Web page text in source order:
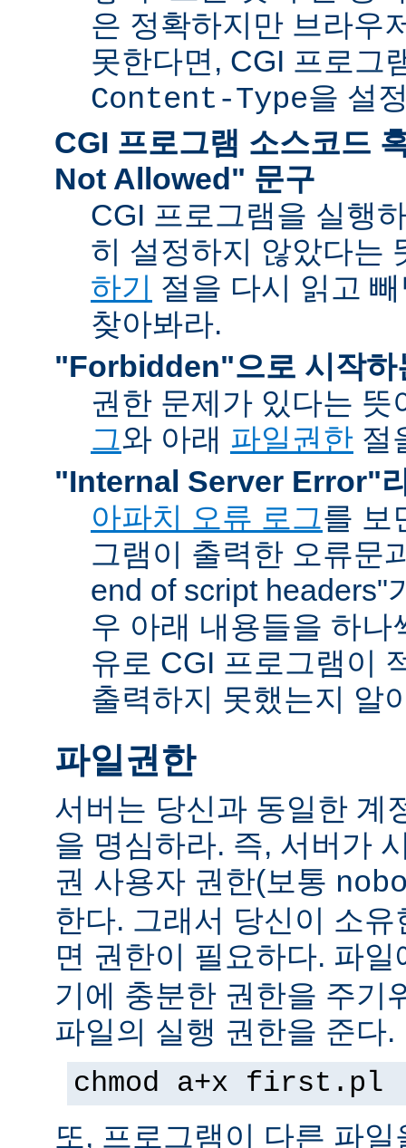
은 정확하지만 브라우
못한다면, CGI 프로그
Content-Type을 설
CGI 프로그램 소스코드
Not Allowed" 문구
CGI 프로그램을 실행
히 설정하지 않았다는
하기 절을 다시 읽고
찾아봐라.
"Forbidden"으로 시작하
권한 문제가 있다는
그와 아래 파일권한 절
"Internal Server Error"
아파치 오류 로그를 보
그램이 출력한 오류문
end of script headers"
우 아래 내용들을 하나
유로 CGI 프로그램이
출력하지 못했는지 알
파일권한
서버는 당신과 동일한 계
을 명심하라. 즉, 서버가
권 사용자 권한(보통
한다. 그래서 당신이 소
면 권한이 필요하다. 파
기에 충분한 권한을 주기
파일의 실행 권한을 준다.
chmod a+x first.pl
또, 프로그램이 다른 파